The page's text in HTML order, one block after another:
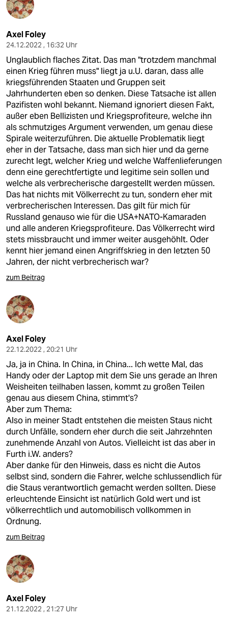
Axel Foley
24.12.2022 , 16:32 Uhr
Unglaublich flaches Zitat. Das man "trotzdem manchmal
einen Krieg führen muss" liegt ja u.U. daran, dass alle
kriegsführenden Staaten und Gruppen seit
Jahrhunderten eben so denken. Diese Tatsache ist allen
Pazifisten wohl bekannt. Niemand ignoriert diesen Fakt,
außer eben Bellizisten und Kriegsprofiteure, welche ihn
als schmutziges Argument verwenden, um genau diese
Spirale weiterzuführen. Die aktuelle Problematik liegt
eher in der Tatsache, dass man sich hier und da gerne
zurecht legt, welcher Krieg und welche Waffenlieferungen
denn eine gerechtfertigte und legitime sein sollen und
welche als verbrecherische dargestellt werden müssen.
Das hat nichts mit Völkerrecht zu tun, sondern eher mit
verbrecherischen Interessen. Das gilt für mich für
Russland genauso wie für die USA+NATO-Kamaraden
und alle anderen Kriegsprofiteure. Das Völkerrecht wird
stets missbraucht und immer weiter ausgehöhlt. Oder
kennt hier jemand einen Angriffskrieg in den letzten 50
Jahren, der nicht verbrecherisch war?
zum Beitrag
Axel Foley
22.12.2022 , 20:21 Uhr
Ja, ja in China. In China, in China... Ich wette Mal, das
Handy oder der Laptop mit dem Sie uns gerade an Ihren
Weisheiten teilhaben lassen, kommt zu großen Teilen
genau aus diesem China, stimmt's?
Aber zum Thema:
Also in meiner Stadt entstehen die meisten Staus nicht
durch Unfälle, sondern eher durch die seit Jahrzehnten
zunehmende Anzahl von Autos. Vielleicht ist das aber in
Furth i.W. anders?
Aber danke für den Hinweis, dass es nicht die Autos
selbst sind, sondern die Fahrer, welche schlussendlich für
die Staus verantwortlich gemacht werden sollten. Diese
erleuchtende Einsicht ist natürlich Gold wert und ist
völkerrechtlich und automobilisch vollkommen in
Ordnung.
zum Beitrag
Axel Foley
21.12.2022 , 21:27 Uhr